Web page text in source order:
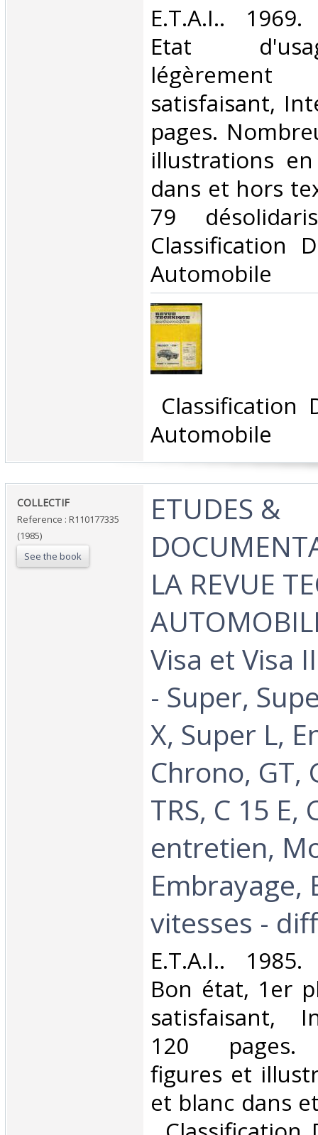
‎E.T.A.I..
Etat
satisfaisant,
pages.
illustrations
dans et hors
79
Classification
Automobile‎
Classification
Automobile‎
‎COLLECTIF‎
Reference : R110177335
(1985)
See the book
‎ETUDES &
LA REVUE
Visa et Visa
- Super,
X, Super L,
Chrono, GT,
TRS, C 15
entretien,
Embrayage,
vitesses -
‎E.T.A.I..
Bon état, 1er
satisfaisant,
120 pages.
figures et
et blanc dans